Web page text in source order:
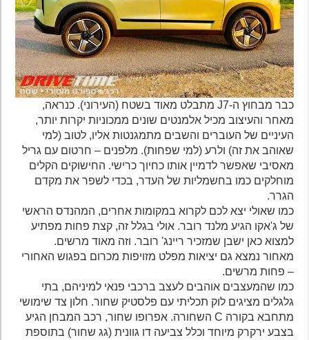
כבר מבחוץ ה-J7 מתבלט מאוד בשטח (העירוני). כנראה,
מאחר והעיצוב מכיל אלמנטים שונים ממכוניות יקרות יותר,
העיניים של העוברים והשבים מתמגנטות אליו, לטוב (למי
שאוהב את זה) ולרע (למי שפחות). מלפנים – חרטום עם גריל
מאסיבי שאפשר לדמיין אותו כחיוך כרישי. החישוקים הקלים
מוחלקים כמו בחשמליות של העדר, בכדי לשפר את מקדם
הגרר.
כמו שאולי יצא לכם לקרוא במקומות אחרים, המהנדס הראשי
של ג'אקו הגיע מלנד רובר. אולי בגלל זה, קצת פחות מפתיע
למצוא כאן ישבן שמזכיר ריינג' רובר. וזה מאוד מרשים.
מאחור נמצא גם יציאות מפלט מזויפות מכרום בפגוש האחורי
– פחות מרשים.
כמו שהמעצבים אוהבים לעצב ברכבי פנאי למיניהם, בתי
גלגלים מציגים לוק תכליתי עם פלסטיק שחור. חלון צד שימושי
מתחבא בקורה C השחורה. אפרופו שחור, רכב המבחן הגיע
בצבע ירקרק מיוחד וכלל צביעה דו גוונית (גג שחור) בתוספת